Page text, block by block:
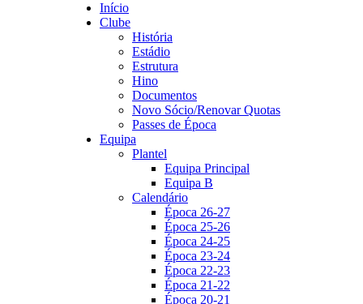
Início
Clube
História
Estádio
Estrutura
Hino
Documentos
Novo Sócio/Renovar Quotas
Passes de Época
Equipa
Plantel
Equipa Principal
Equipa B
Calendário
Época 26-27
Época 25-26
Época 24-25
Época 23-24
Época 22-23
Época 21-22
Época 20-21